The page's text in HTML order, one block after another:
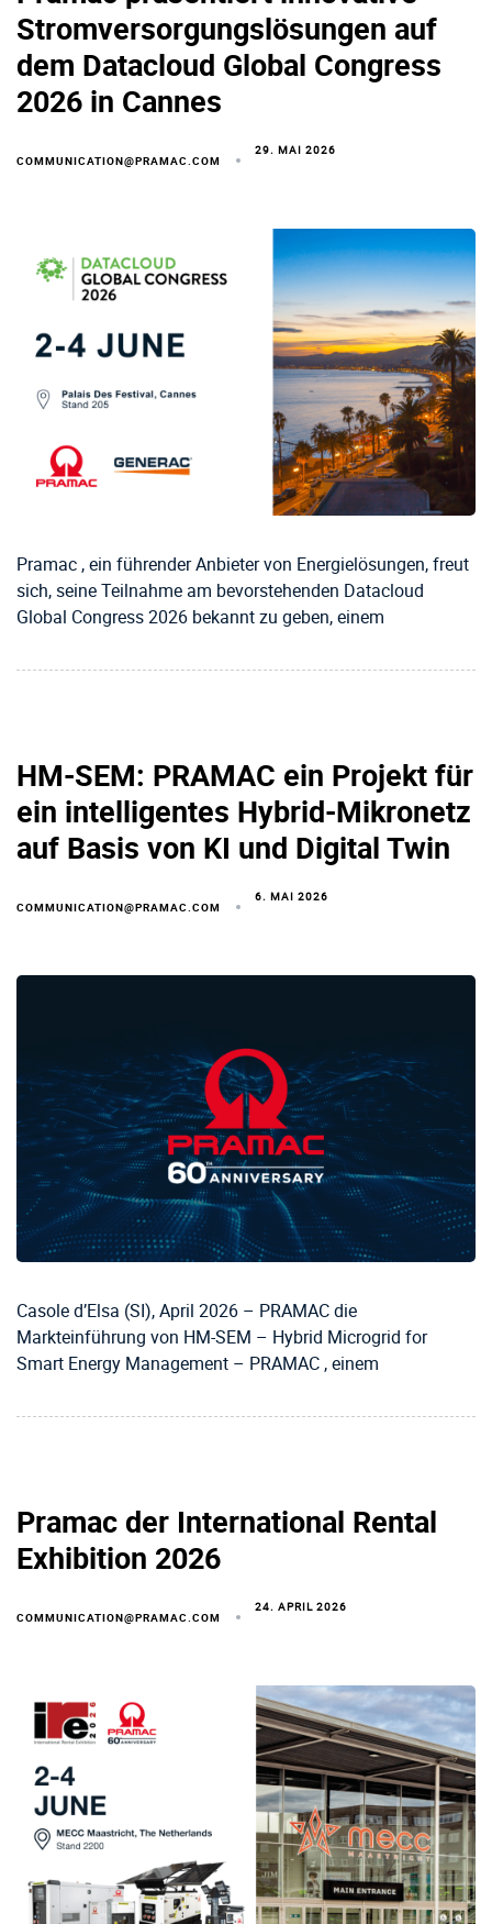
Stromversorgungslösungen auf
dem Datacloud Global Congress
2026 in Cannes
COMMUNICATION@PRAMAC.COM
29. MAI 2026
Pramac , ein führender Anbieter von Energielösungen, freut
sich, seine Teilnahme am bevorstehenden Datacloud
Global Congress 2026 bekannt zu geben, einem
HM-SEM: PRAMAC ein Projekt für
ein intelligentes Hybrid-Mikronetz
auf Basis von KI und Digital Twin
COMMUNICATION@PRAMAC.COM
6. MAI 2026
Casole d’Elsa (SI), April 2026 – PRAMAC die
Markteinführung von HM-SEM – Hybrid Microgrid for
Smart Energy Management – PRAMAC , einem
Pramac der International Rental
Exhibition 2026
COMMUNICATION@PRAMAC.COM
24. APRIL 2026